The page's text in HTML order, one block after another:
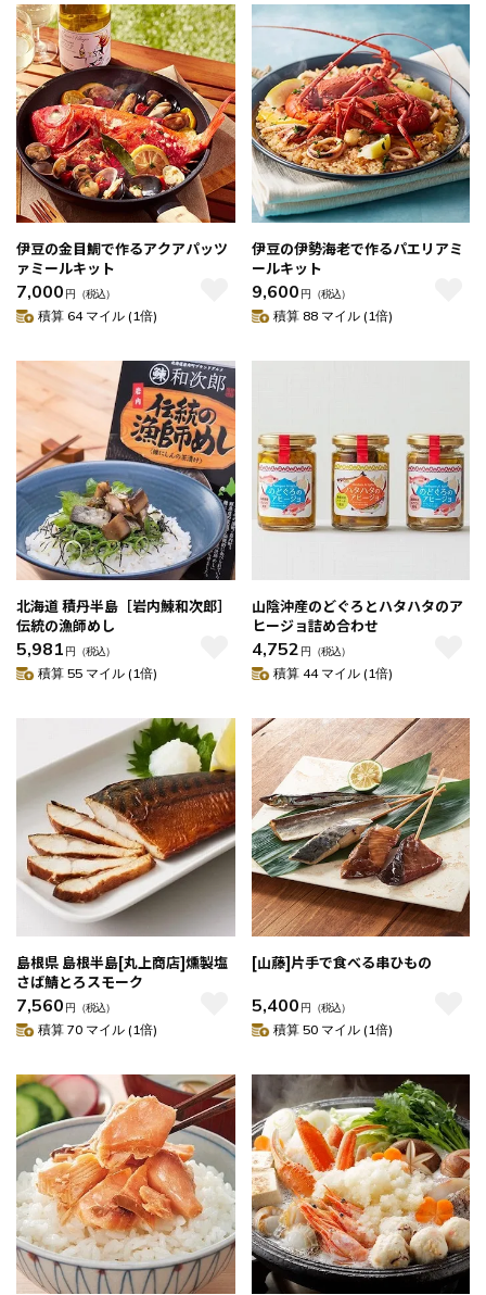
伊豆の金目鯛で作るアクアパッツ
ァミールキット
7,000 円 （税込）
積算 64 マイル (1倍)
伊豆の伊勢海老で作るパエリアミ
ールキット
9,600 円 （税込）
積算 88 マイル (1倍)
北海道 積丹半島［岩内鰊和次郎］
伝統の漁師めし
5,981 円 （税込）
積算 55 マイル (1倍)
山陰沖産のどぐろとハタハタのア
ヒージョ詰め合わせ
4,752 円 （税込）
積算 44 マイル (1倍)
島根県 島根半島[丸上商店]燻製塩
さば鯖とろスモーク
7,560 円 （税込）
積算 70 マイル (1倍)
[山藤]片手で食べる串ひもの
5,400 円 （税込）
積算 50 マイル (1倍)